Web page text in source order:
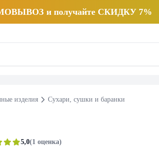
и получайте СКИДКУ 7%
изделия Сухари, сушки и баранки
5,0(1 оценка)